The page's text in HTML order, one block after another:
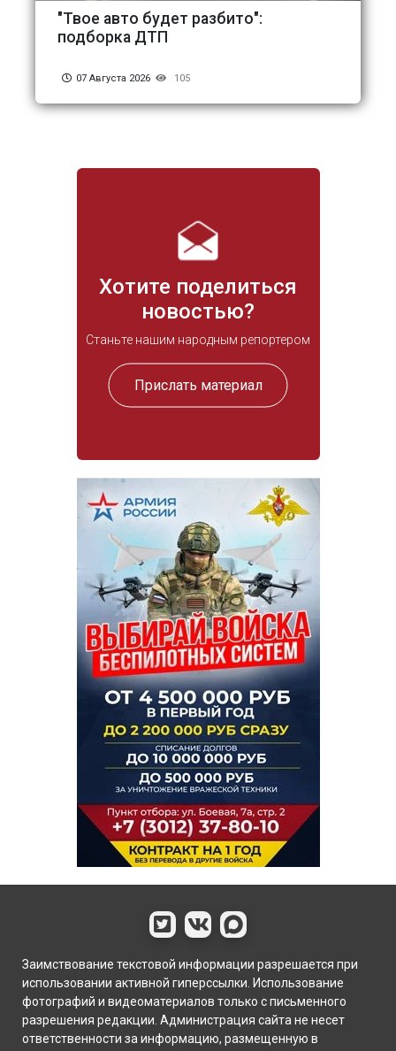
Хотите поделиться
новостью?
Станьте нашим народным репортером
Прислать материал
"Твое авто будет разбито":
подборка ДТП
07 Августа 2026 105
Заимствование текстовой информации разрешается при
использовании активной гиперссылки. Использование
фотографий и видеоматериалов только с письменного
разрешения редакции. Администрация сайта не несет
ответственности за информацию, размещенную в